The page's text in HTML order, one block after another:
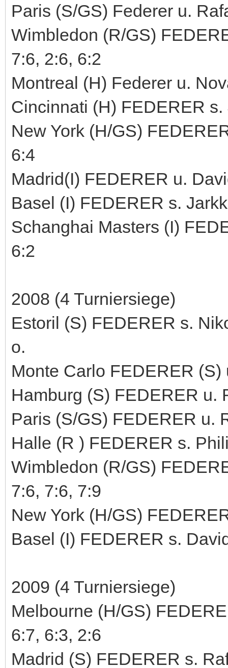
Paris (S/GS) Federer u.
Wimbledon (R/GS)
7:6, 2:6, 6:2
Montreal (H) Federer u.
Cincinnati (H) FEDERER
New York (H/GS)
6:4
Madrid(I) FEDERER u.
Basel (I) FEDERER s.
Schanghai Masters (I)
6:2
2008 (4 Turniersiege)
Estoril (S) FEDERER s.
o.
Monte Carlo FEDERER
Hamburg (S) FEDERER u.
Paris (S/GS) FEDERER u.
Halle (R ) FEDERER s.
Wimbledon (R/GS)
7:6, 7:6, 7:9
New York (H/GS)
Basel (I) FEDERER s.
2009 (4 Turniersiege)
Melbourne (H/GS)
6:7, 6:3, 2:6
Madrid (S) FEDERER s.